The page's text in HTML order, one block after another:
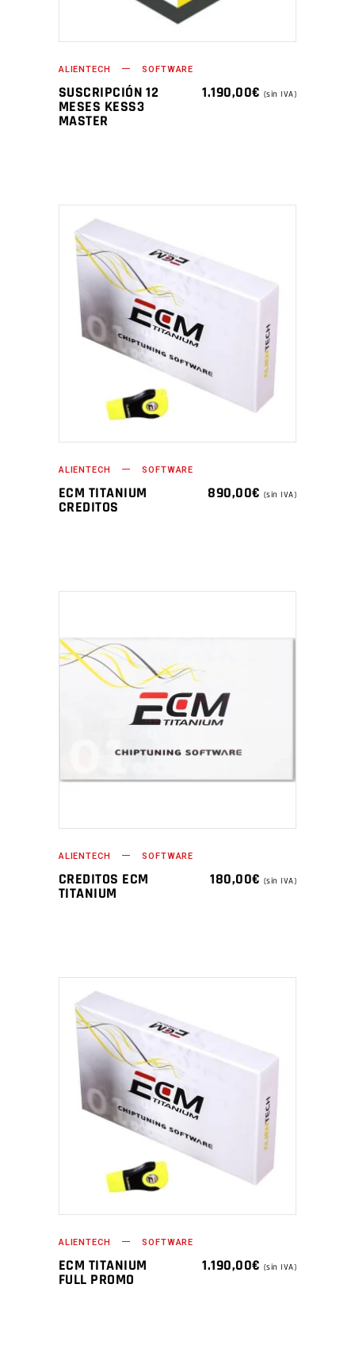
ALIENTECH SOFTWARE
SUSCRIPCIÓN 12
MESES KESS3
MASTER
1.190,00€ (sin IVA)
ALIENTECH SOFTWARE
ECM TITANIUM
CREDITOS
890,00€ (sin IVA)
ALIENTECH SOFTWARE
CREDITOS ECM
TITANIUM
180,00€ (sin IVA)
ALIENTECH SOFTWARE
ECM TITANIUM
FULL PROMO
1.190,00€ (sin IVA)